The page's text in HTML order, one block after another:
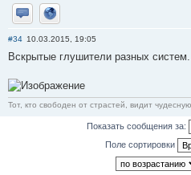
Отправить личное сообщение
Сайт
#34 10.03.2015, 19:05
Вскрытые глушители разных систем.
Тот, кто свободен от страстей, видит
Показать сообщения за:
Поле сортировки